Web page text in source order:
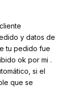
y datos de
tu pedido fue
ok por mi .
si el
que se